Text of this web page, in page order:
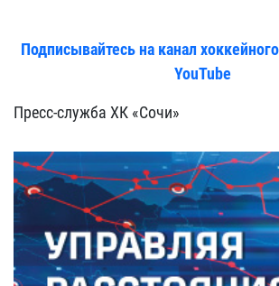
Подписывайтесь на канал
YouTube
Пресс-служба ХК «Сочи»